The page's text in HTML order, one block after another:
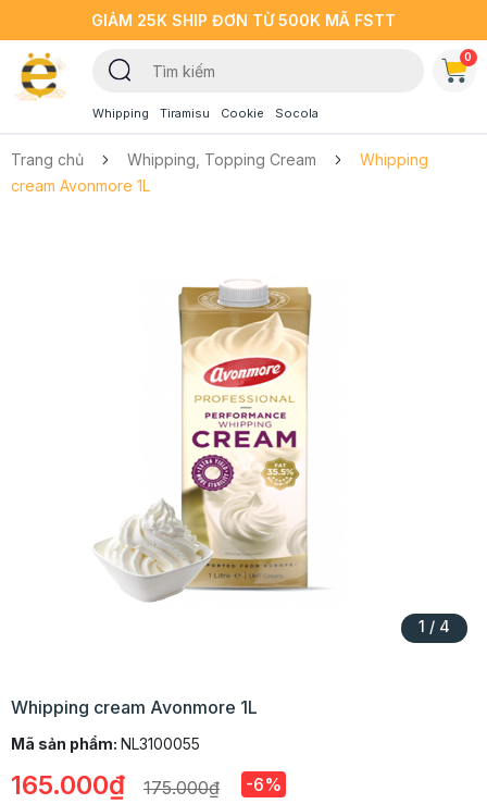
GIẢM 25K SHIP ĐƠN TỪ 500K MÃ FSTT
Whipping Tiramisu Cookie Socola
0
Trang chủ Whipping, Topping Cream
Whipping
cream Avonmore 1L
1 / 4
Whipping cream Avonmore 1L
Mã sản phẩm: NL3100055
165.000₫ 175.000₫ -6%